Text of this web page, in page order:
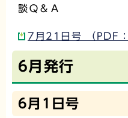
談Ｑ＆Ａ
7月21日号 （PDF
6月発行
6月1日号